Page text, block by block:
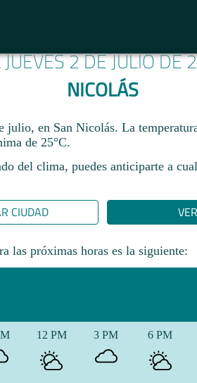
2 DE JULIO
NICOLÁS
julio, en San Nicolás. La
de 25°C.​
del clima, puedes anticiparte a
CIUDAD
las próximas horas es la siguiente:
12 PM 3 PM 6 PM